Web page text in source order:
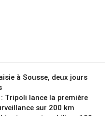
à Sousse, deux jours
Tripoli lance la première
sur 200 km